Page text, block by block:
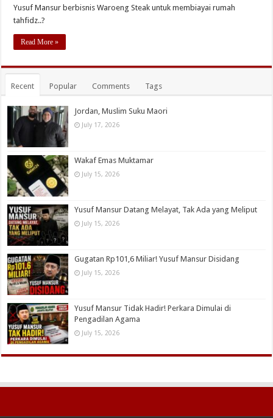
Yusuf Mansur berbisnis Waroeng Steak untuk membiayai rumah
tahfidz..?
Read More »
Recent Popular Comments Tags
Jordan, Muslim Suku Maori
July 17, 2026
Wakaf Emas Muktamar
July 15, 2026
Yusuf Mansur Datang Melayat, Tak Ada yang Meliput
July 15, 2026
Gugatan Rp101,6 Miliar! Yusuf Mansur Disidang
July 15, 2026
Yusuf Mansur Tidak Hadir! Perkara Dimulai di
Pengadilan Agama
July 15, 2026